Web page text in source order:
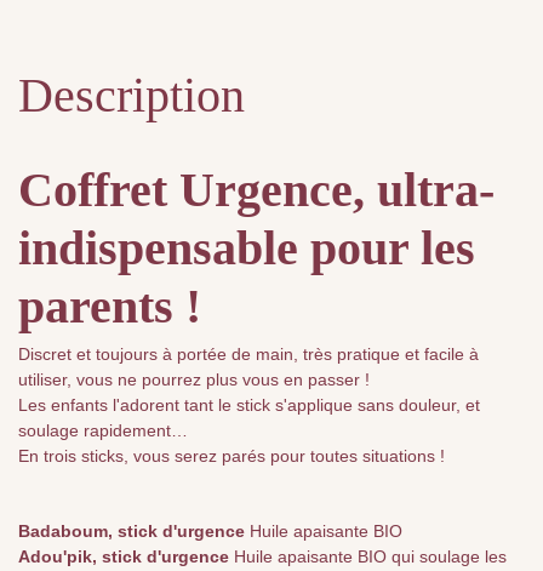
Description
Coffret Urgence, ultra-
indispensable pour les
parents !
Discret et toujours à portée de main, très pratique et facile à
utiliser, vous ne pourrez plus vous en passer !
Les enfants l'adorent tant le stick s'applique sans douleur, et
soulage rapidement…
En trois sticks, vous serez parés pour toutes situations !
Badaboum, stick d'urgence Huile apaisante BIO
Adou'pik, stick d'urgence Huile apaisante BIO qui soulage les